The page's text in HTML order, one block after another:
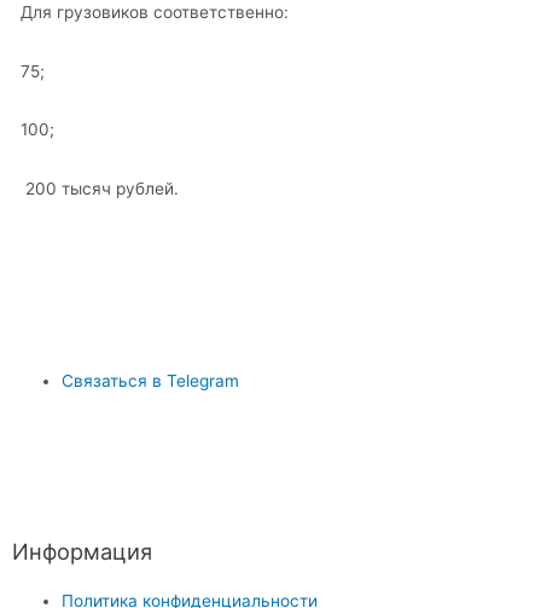
Для грузовиков соответственно:
75;
100;
200 тысяч рублей.
Связаться в Telegram
Информация
Политика конфиденциальности